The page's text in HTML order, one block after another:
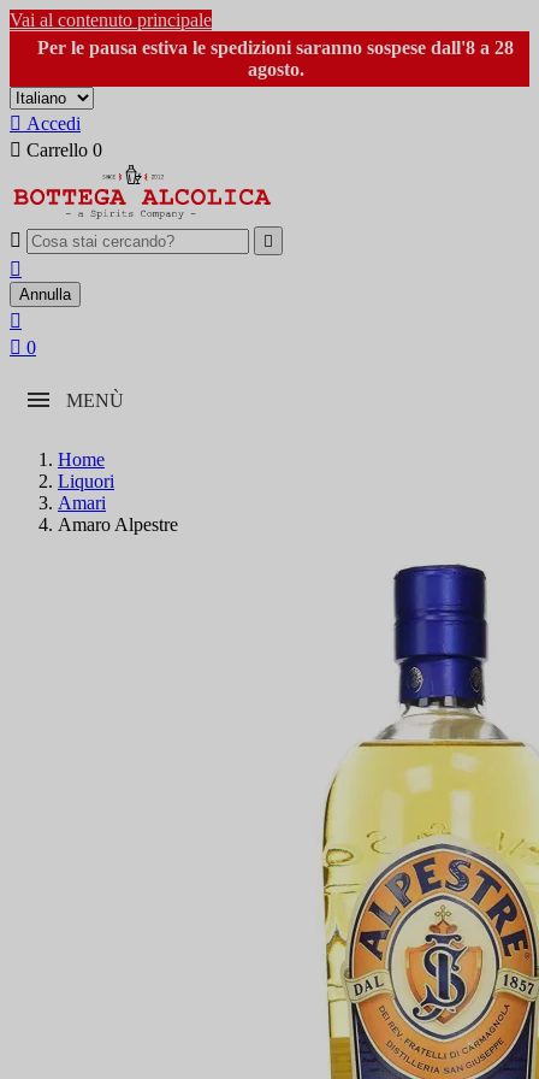
Vai al contenuto principale
Per le pausa estiva le spedizioni saranno sospese dall'8 a 28
agosto.
 Accedi
 Carrello 0
 

Annulla

 0
MENÙ
Home
Liquori
Amari
Amaro Alpestre